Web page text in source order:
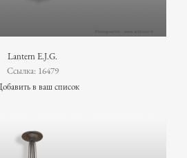
Lantern E.J.G.
Ссылка: 16479
в ваш список